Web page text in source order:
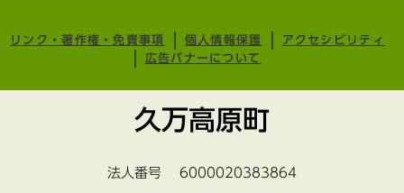
リンク・著作権・免責事項 個人情報保護
アクセシビリティ
広告バナーについて
久万高原町
法人番号 6000020383864